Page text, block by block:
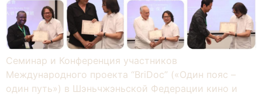
Семинар и Конференция участников
Международного проекта “BriDoc” («Один пояс –
один путь») в Шэньчжэньской Федерации кино и